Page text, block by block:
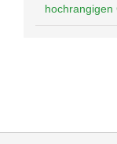
hochrangigen